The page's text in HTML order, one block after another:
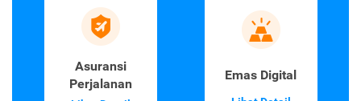
Asuransi
Perjalanan
Emas Digital